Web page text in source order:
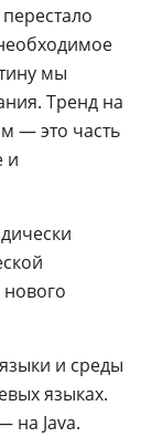
мы
Тренд на
— это часть
и
и среды
языках.
на Java.